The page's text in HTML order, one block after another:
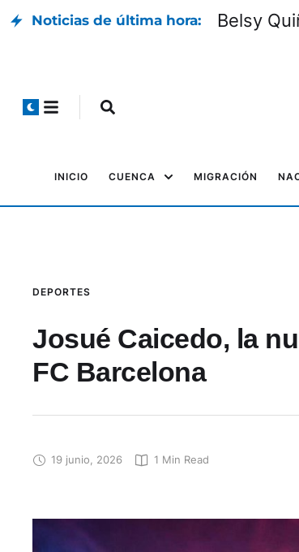
Noticias de última hora: Belsy
INICIO CUENCA MIGRACIÓN
DEPORTES
Josué Caicedo, la
FC Barcelona
19 junio, 2026 1 Min Read